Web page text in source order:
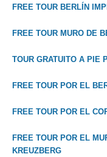
FREE TOUR BERLÍN
FREE TOUR MURO DE
TOUR GRATUITO A PIE
FREE TOUR POR EL
FREE TOUR POR EL
FREE TOUR POR EL
KREUZBERG